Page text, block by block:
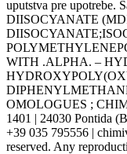
uputstva pre upotrebe.
DIISOCYANATE
WITH .ALPHA. –
OMOLOGUES ;
1401 | 24030 Pontida
+39 035 795556 |
reserved. Any